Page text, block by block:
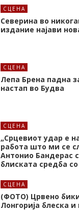
СЦЕНА
Северина во
издание најави
СЦЕНА
Лепа Брена падна
настап во Будва
СЦЕНА
„Срцевиот удар е
работа што ми се
Антонио Бандерас
блиската средба
СЦЕНА
(ФОТО) Црвено
Лонгорија блеска и